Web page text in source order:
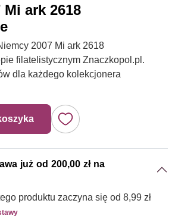
Mi ark 2618
2007 Mi ark 2618
filatelistycznym Znaczkopol.pl.
dla każdego kolekcjonera
już od 200,00 zł na
produktu zaczyna się od 8,99 zł